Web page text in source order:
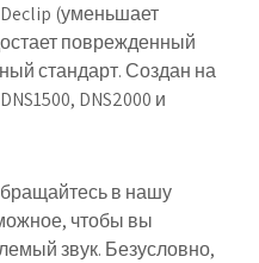
(уменьшает
поврежденный
стандарт. Создан на
DNS2000 и
в нашу
чтобы вы
звук. Безусловно,